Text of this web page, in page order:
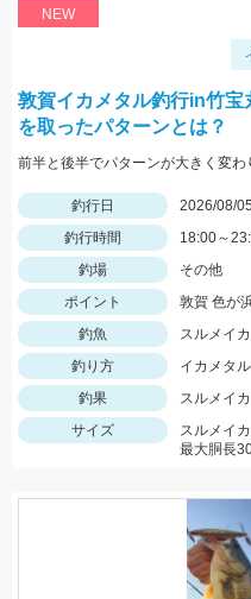
NEW
敦賀イカメタル釣行in竹
を取ったパターンとは？
釣行日
2026/08/05
釣行時間
18:00～
釣場
その他
ポイント
敦賀 色が
釣魚
スルメイ
釣り方
イカメタル
釣果
スルメイ
サイズ
スルメイ
最大胴長